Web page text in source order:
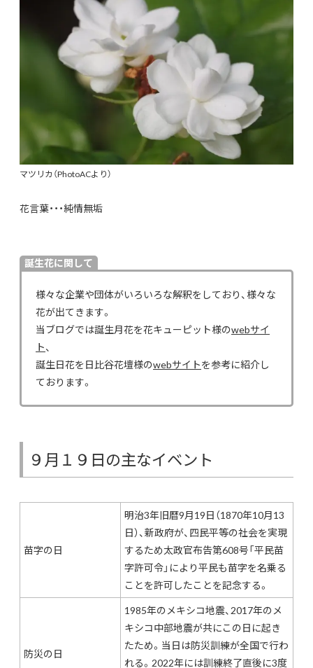
マツリカ（PhotoACより）
花言葉・・・純情無垢
誕生花に関して
様々な企業や団体がいろいろな解釈をしており、様々な
花が出てきます。
当ブログでは誕生月花を花キューピット様のwebサイ
ト、
誕生日花を日比谷花壇様のwebサイトを参考に紹介し
ております。
９月１９日の主なイベント
苗字の日
明治3年旧暦9月19日（1870年10月13
日）、新政府が、四民平等の社会を実現
するため太政官布告第608号「平民苗
字許可令」により平民も苗字を名乗る
ことを許可したことを記念する。
防災の日
1985年のメキシコ地震、2017年のメ
キシコ中部地震が共にこの日に起き
たため。当日は防災訓練が全国で行わ
れる。2022年には訓練終了直後に3度